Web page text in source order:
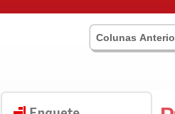
Colunas